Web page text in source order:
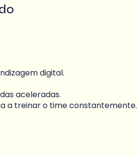
digital.
aceleradas.
a treinar o time constantemente.